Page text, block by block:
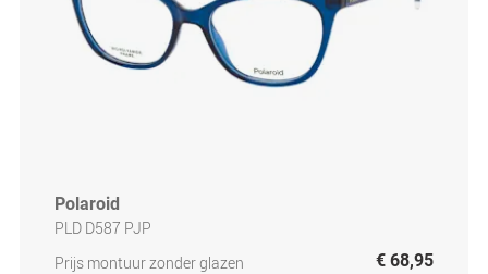
Polaroid
PLD D587 PJP
Prijs montuur zonder glazen
€ 68,95